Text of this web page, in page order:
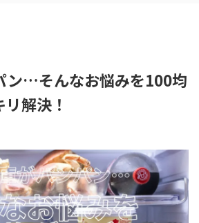
ン…そんなお悩みを100均
解決！